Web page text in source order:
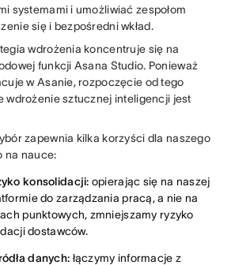
systemami i umożliwiać zespołom
się i bezpośredni wkład.
wdrożenia koncentruje się na
funkcji Asana Studio. Ponieważ
w Asanie, rozpoczęcie od tego
wdrożenie sztucznej inteligencji jest
zapewnia kilka korzyści dla naszego
na nauce:
konsolidacji: opierając się na naszej
do zarządzania pracą, a nie na
punktowych, zmniejszamy ryzyko
dostawców.
danych: łączymy informacje z